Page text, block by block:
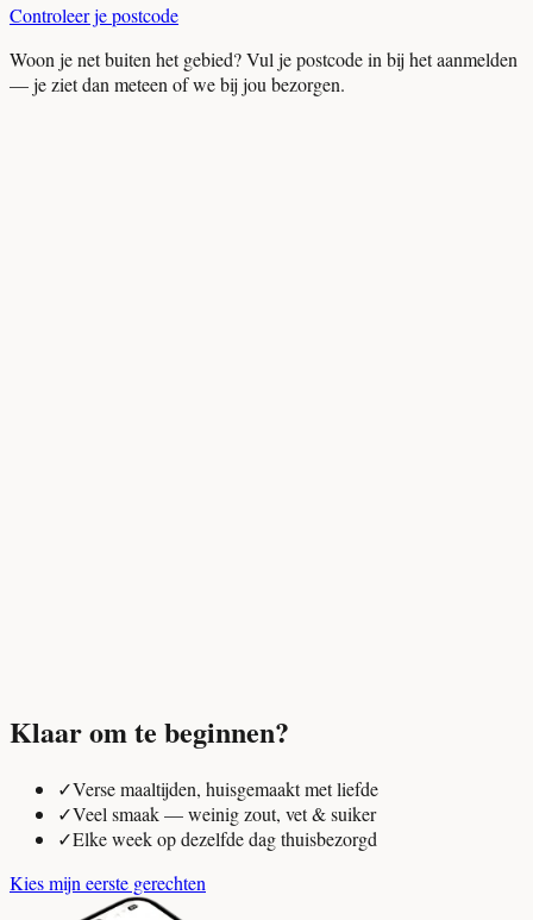
Controleer je postcode
Woon je net buiten het gebied? Vul je postcode in bij het aanmelden
— je ziet dan meteen of we bij jou bezorgen.
Klaar om te beginnen?
✓Verse maaltijden, huisgemaakt met liefde
✓Veel smaak — weinig zout, vet & suiker
✓Elke week op dezelfde dag thuisbezorgd
Kies mijn eerste gerechten